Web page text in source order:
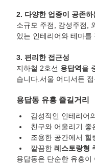
2. 다양한 업종이 공존하
소규모 주점, 감성주점,
있는 인테리어와 테마
3. 편리한 접근성
지하철 2호선 용답역 을
습니다.서울 어디서든
용답동 유흥 즐길거리
감성적인 인테리어
친구와 어울리기 좋
조용한 공간에서 힐
깔끔한 레스토랑형
용답동은 단순한 유흥이